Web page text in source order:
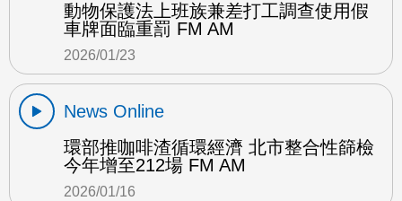
動物保護法上班族兼差打工調查使用假
車牌面臨重罰 FM AM
2026/01/23
News Online
環部推咖啡渣循環經濟 北市整合性篩檢
今年增至212場 FM AM
2026/01/16